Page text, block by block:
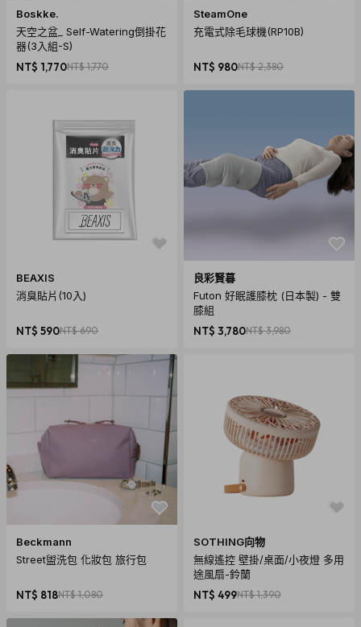
Boskke.
天空之盆_ Self-Watering倒掛花
器(3入組-S)
NT$ 1,770NT$ 1,770
SteamOne
充電式除毛球機(RP10B)
NT$ 980NT$ 2,380
BEAXIS
消臭貼片(10入)
NT$ 590NT$ 690
良彩賢暮
Futon 好眠護膝枕 (日本製) - 雙
膝組
NT$ 3,780NT$ 3,980
Beckmann
Street盥洗包 化妝包 旅行包
NT$ 818NT$ 1,080
SOTHING向物
無線遙控 壁掛/桌面/小夜燈 多用
途風扇-鈴蘭
NT$ 499NT$ 1,390